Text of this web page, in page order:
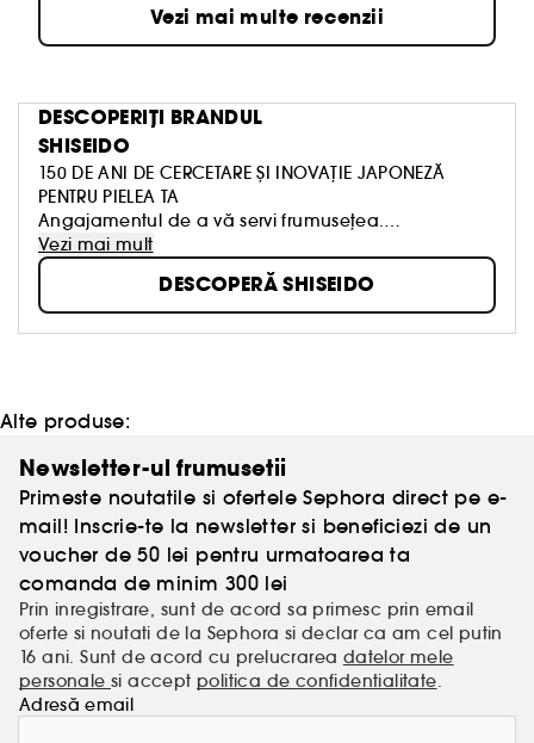
Vezi mai multe recenzii
DESCOPERIȚI BRANDUL
SHISEIDO
150 DE ANI DE CERCETARE ȘI INOVAȚIE JAPONEZĂ
PENTRU PIELEA TA
Angajamentul de a vă servi frumusețea.
Înființată în 1872 în Tokyo, Shiseido a fost prima
farmacie de tip occidental din Japonia. Misiunea sa
a fost de a oferi produse de îngrijire a pielii, machiaj
și parfumuri de o eficacitate și siguranță de
neegalat.
frumusețea interioară și exterioară a femeilor din
întreaga lume.
Descoperiți o frumusețe sănătoasă și vibrantă
datorită celor mai avansate tehnologii, precum și a
senzorialității incomparabile inspirate de tradiția
japoneză.
Vezi mai mult
DESCOPERĂ SHISEIDO
Alte produse:
Newsletter-ul frumusetii
Primeste noutatile si ofertele Sephora direct pe e-
mail! Inscrie-te la newsletter si beneficiezi de un
voucher de 50 lei pentru urmatoarea ta
comanda de minim 300 lei
Prin inregistrare, sunt de acord sa primesc prin email
oferte si noutati de la Sephora si declar ca am cel putin
16 ani. Sunt de acord cu prelucrarea datelor mele
personalesi accept politica de confidentialitate.
Adresă email